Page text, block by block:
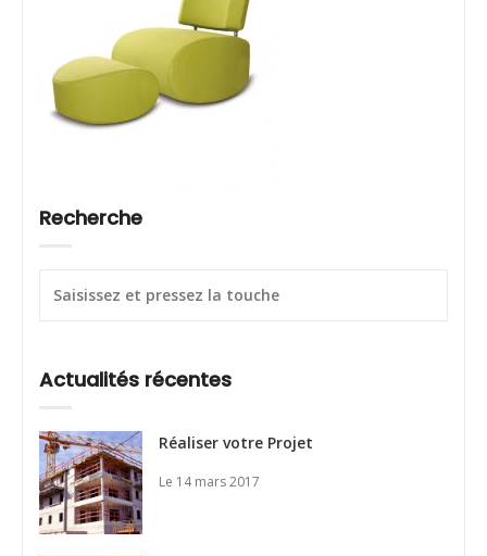
Recherche
Actualités récentes
Réaliser votre Projet
Le 14 mars 2017